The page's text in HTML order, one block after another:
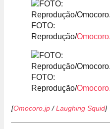
FOTO:
Reprodução/
FOTO:
Reprodução/
[Omocoro.jp/Laughing Squid]